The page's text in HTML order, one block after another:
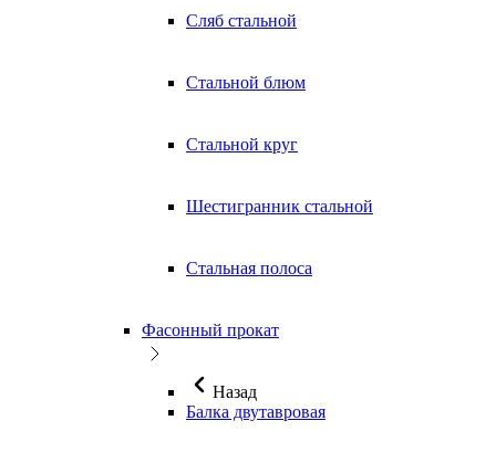
Сляб стальной
Стальной блюм
Стальной круг
Шестигранник стальной
Стальная полоса
Фасонный прокат
Назад
Балка двутавровая